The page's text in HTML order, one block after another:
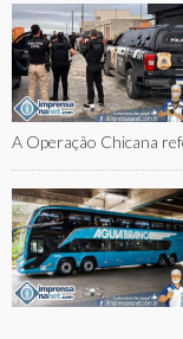
A Operação Chicana